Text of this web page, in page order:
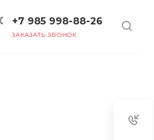
+7 985 998-88-26
ЗАКАЗАТЬ ЗВОНОК